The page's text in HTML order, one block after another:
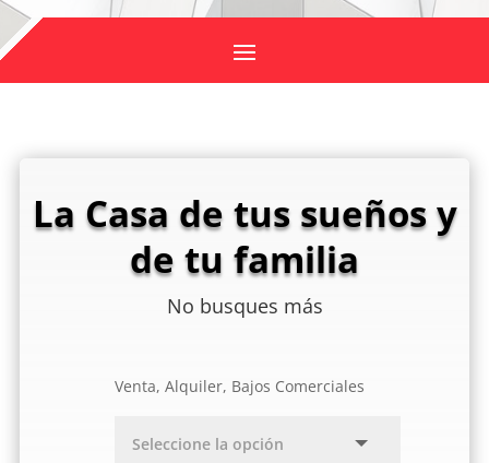
La Casa de tus sueños y
de tu familia
No busques más
Venta, Alquiler, Bajos Comerciales